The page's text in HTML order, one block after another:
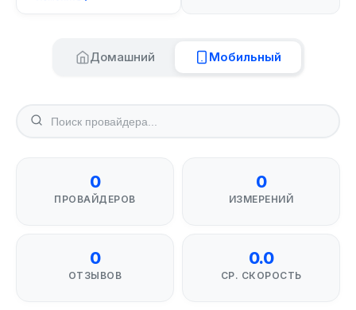
Домашний Мобильный
0
ПРОВАЙДЕРОВ
0
ИЗМЕРЕНИЙ
0
ОТЗЫВОВ
0.0
СР. СКОРОСТЬ